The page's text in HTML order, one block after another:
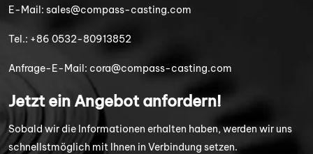
E-Mail:sales@compass-casting.com
Tel.: +86 0532-80913852
Anfrage-E-Mail: cora@compass-casting.com
Jetzt ein Angebot anfordern!
Sobald wir die Informationen erhalten haben, werden wir uns
schnellstmöglich mit Ihnen in Verbindung setzen.